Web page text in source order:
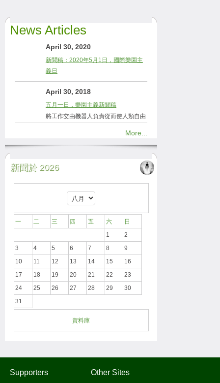
News Articles
April 30, 2020
新聞稿：2020年5月1日，國際樂園主
義日
April 30, 2018
五月一日，樂園主義新聞稿
將工作交由機器人負責從而使人類自由
More...
新聞於 2026
一 二 三 四 五 六
日
1
2
3
4 5 6 7 8
9
10
11 12 13 14 15
16
17
18 19 20 21 22
23
24
25 26 27 28 29
30
31
資料庫
Supporters Other Sites